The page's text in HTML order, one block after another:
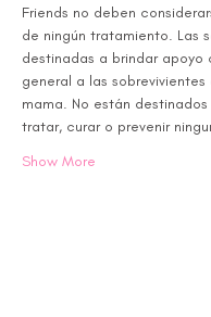
Friends no deben
de ningún tratamiento. Las
destinadas a brindar apoyo
general a las
mama. No están
tratar, curar o prevenir
Show More